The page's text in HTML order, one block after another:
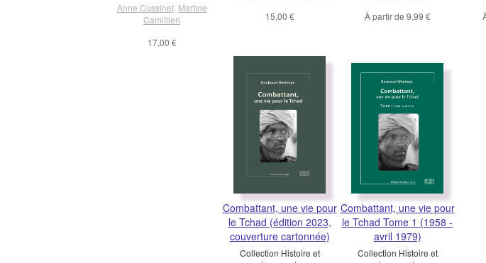
Anne Cussinet, Martine
Camillieri
17,00 €
15,00 €
À partir de 9,99 €
Combattant, une vie pour
le Tchad (édition 2023,
couverture cartonnée)
Collection Histoire et
Combattant, une vie pour
le Tchad Tome 1 (1958 -
avril 1979)
Collection Histoire et